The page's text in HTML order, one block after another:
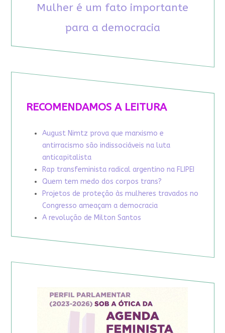
Mulher é um fato importante
para a democracia
RECOMENDAMOS A LEITURA
August Nimtz prova que marxismo e
antirracismo são indissociáveis na luta
anticapitalista
Rap transfeminista radical argentino na FLIPEI
Quem tem medo dos corpos trans?
Projetos de proteção às mulheres travados no
Congresso ameaçam a democracia
A revolução de Milton Santos